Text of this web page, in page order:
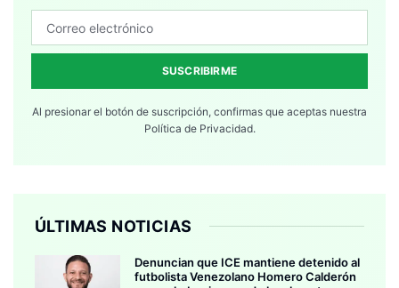
SUSCRIBIRME
Al presionar el botón de suscripción, confirmas que aceptas nuestra
Política de Privacidad.
ÚLTIMAS NOTICIAS
Denuncian que ICE mantiene detenido al
futbolista Venezolano Homero Calderón